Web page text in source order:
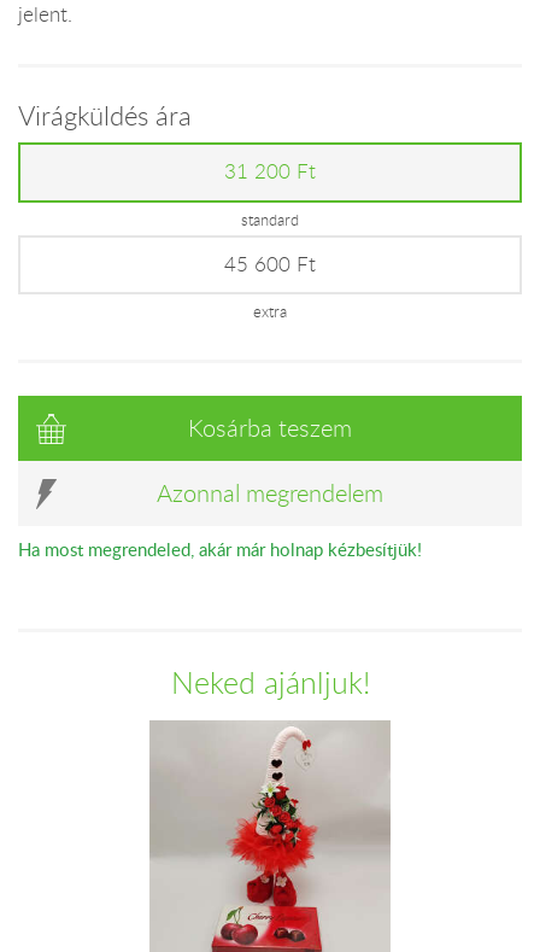
jelent.
Virágküldés ára
31 200 Ft
standard
45 600 Ft
extra
Kosárba teszem
Azonnal megrendelem
Ha most megrendeled, akár már holnap kézbesítjük!
Neked ajánljuk!